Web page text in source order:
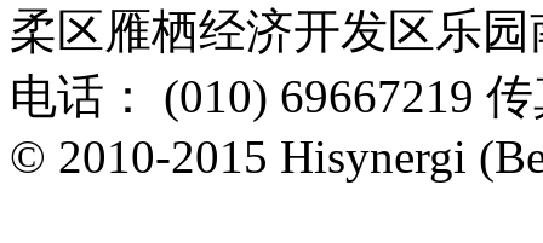
柔区雁栖经济开发区乐
电话： (010) 69667219
© 2010-2015 Hisynergi